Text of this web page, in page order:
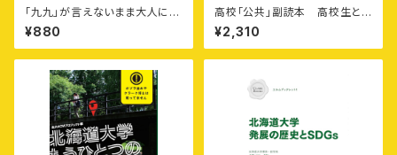
「九九」が言えないまま大人にな
る子どもたち［寿郎社ブックレッ
ト7］
¥880
高校「公共」副読本 高校生と
探究したい北海道の地域課題
¥2,310